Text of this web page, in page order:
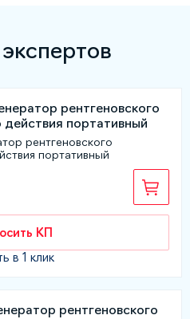
рентгеновского
портативный
КП
в 1 клик